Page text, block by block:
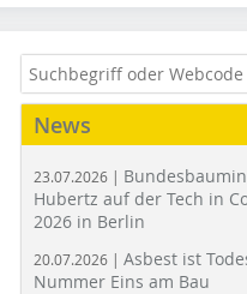
News
23.07.2026 |
Hubertz auf der Tech in
2026 in Berlin
20.07.2026 | Asbest ist
Nummer Eins am Bau